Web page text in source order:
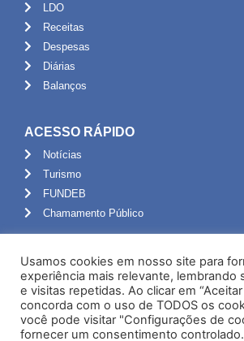
LDO
Receitas
Despesas
Diárias
Balanços
ACESSO RÁPIDO
Notícias
Turismo
FUNDEB
Chamamento Público
Portal do Servidor
Webmail
Administração
Usamos cookies em nosso site para
experiência mais relevante, lembrando
e visitas repetidas. Ao clicar em
concorda com o uso de TODOS os
você pode visitar "Configurações de
fornecer um consentimento controlado.